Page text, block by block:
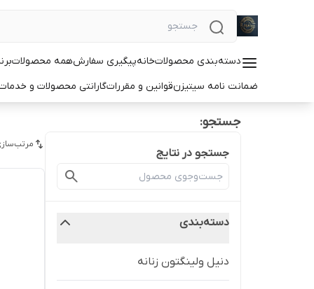
دسته‌بندی محصولاتخانهپیگیری سفارشهمه محصولات
ضمانت نامه سیتیزنقوانین و مقرراتگارانتی محصولات و
جستجو:
جستجو در نتایج
دسته‌بندی
دنیل ولینگتون زنانه